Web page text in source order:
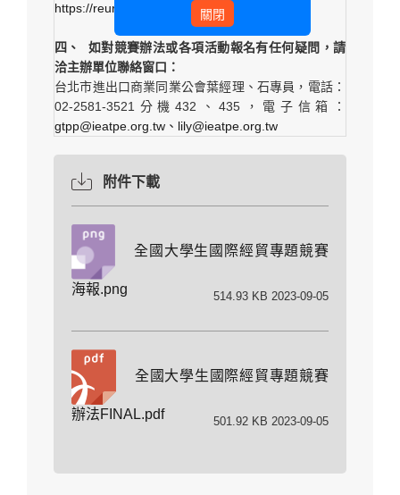
https://reurl.cc/7kZRpD
四、
如對競賽辦法或各項活動報名有任何疑問，請
洽主辦單位聯絡窗口：
台北市進出口商業同業公會葉經理、石專員，電話：
02-2581-3521分機432、435，電子信箱：
gtpp@ieatpe.org.tw、lily@ieatpe.org.tw
附件下載
全國大學生國際經貿專題競賽
海報.png 514.93 KB 2023-09-05
全國大學生國際經貿專題競賽
辦法FINAL.pdf 501.92 KB 2023-09-05
關閉